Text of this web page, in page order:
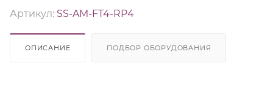
Артикул: SS-AM-FT4-RP4
ОПИСАНИЕ ПОДБОР ОБОРУДОВАНИЯ